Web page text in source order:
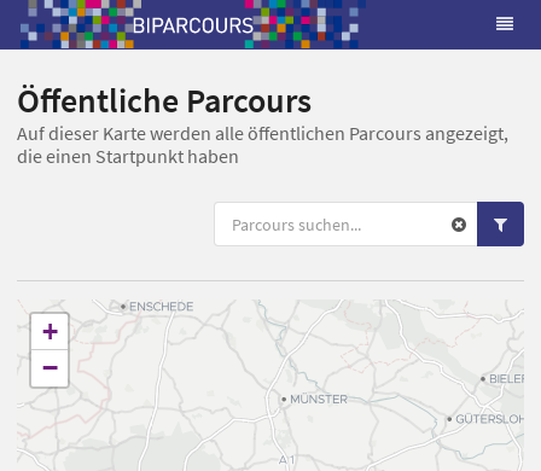
Öffentliche Parcours
Auf dieser Karte werden alle öffentlichen Parcours angezeigt,
die einen Startpunkt haben
+
−